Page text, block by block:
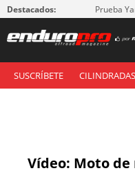
Destacados: Prueba
SUSCRÍBETE
Vídeo: Moto